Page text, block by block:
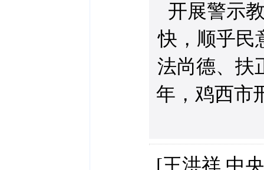
开展警示
快，顺乎民
法尚德、扶
年，鸡西市
[王洪祥 中